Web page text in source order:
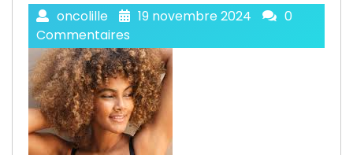
oncolille 19 novembre 2024
0
Commentaires